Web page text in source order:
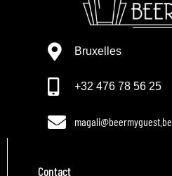
Bruxelles
+32 476 78 56 25
magali@beermyguest.be
Contact